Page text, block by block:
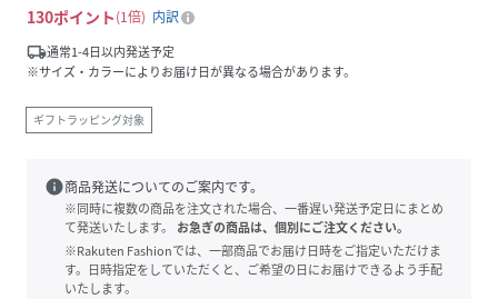
130ポイント 1倍
内訳
local_shipping通常1-4日以内発送予定
※サイズ・カラーによりお届け日が異なる場合があります。
ギフトラッピング対象
info商品発送についてのご案内です。
※同時に複数の商品を注文された場合、一番遅い発送予定日にまとめ
て発送いたします。
お急ぎの商品は、個別にご注文ください。
※Rakuten Fashionでは、一部商品でお届け日時をご指定いただけま
す。日時指定をしていただくと、ご希望の日にお届けできるよう手配
いたします。